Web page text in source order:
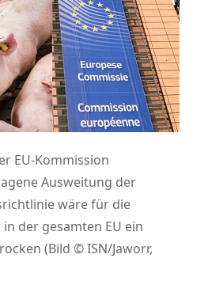
EU-Kommission
Ausweitung der
wäre für die
der gesamten EU ein
(Bild © ISN/Jaworr,